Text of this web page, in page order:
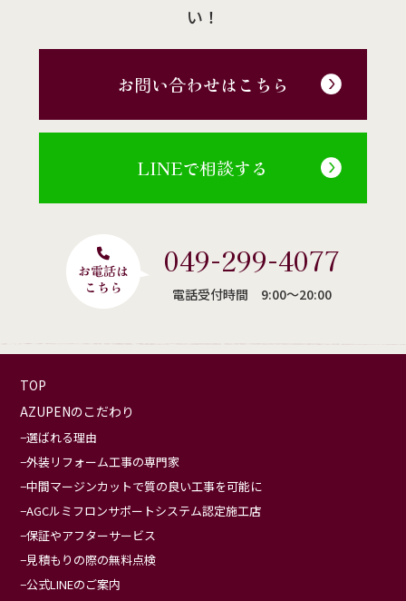
い！
お問い合わせはこちら
LINEで相談する
049-299-4077
電話受付時間 9:00〜20:00
TOP
AZUPENのこだわり
選ばれる理由
外装リフォーム工事の専門家
中間マージンカットで質の良い工事を可能に
AGCルミフロンサポートシステム認定施工店
保証やアフターサービス
見積もりの際の無料点検
公式LINEのご案内